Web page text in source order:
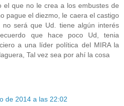
el que no le crea a los embustes de
pague el diezmo, le caera el castigo
no será que Ud. tiene algún interés
que hace poco Ud, tenia
a una líder política del MIRA la
Tal vez sea por ahí la cosa
de 2014 a las 22:02